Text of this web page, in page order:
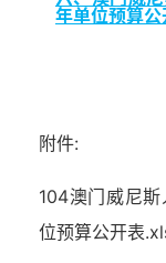
年单位预算公
附件:
104澳门威尼
位预算公开表